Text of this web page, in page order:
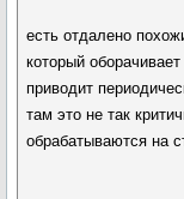
есть отдалено
который
приводит
там это не так
обрабатываются на